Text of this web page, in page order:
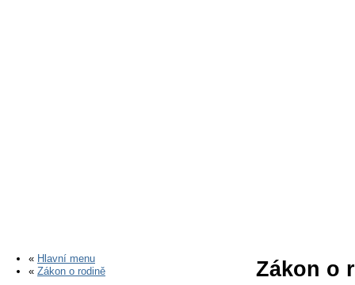
« Hlavní menu
« Zákon o rodině
Zákon o